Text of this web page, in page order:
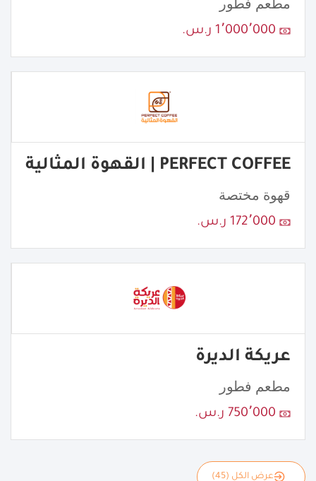
1٬000٬000 ر.س.
PERFECT COFFEE | القهوة المثالية
قهوة مختصة
172٬000 ر.س.
عريكة الديرة
مطعم فطور
750٬000 ر.س.
عرض الكل (45)